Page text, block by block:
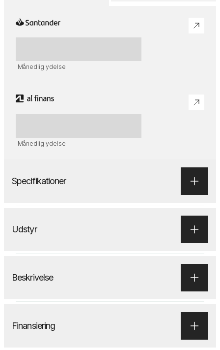
Månedlig ydelse
Månedlig ydelse
Specifikationer
Udstyr
Beskrivelse
Finansiering